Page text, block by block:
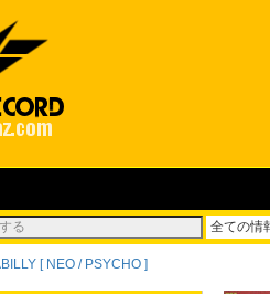
[ NEO / PSYCHO ]